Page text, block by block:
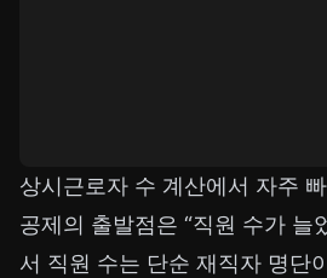
상시근로자 수 계산에서 자주
공제의 출발점은 “직원 수가 늘
서 직원 수는 단순 재직자 명단